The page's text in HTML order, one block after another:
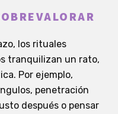
los rituales
tranquilizan un rato,
Por ejemplo,
penetración
después o pensar